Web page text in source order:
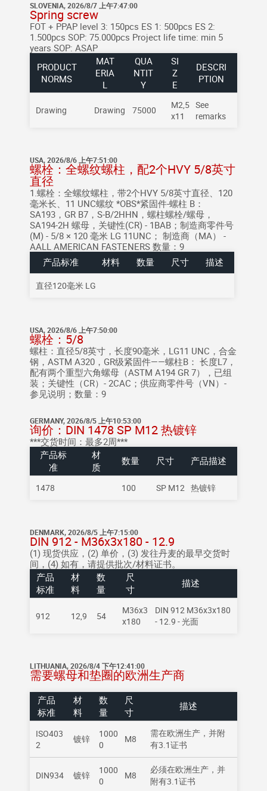
SLOVENIA, 2026/8/7 上午7:47:00
Spring screw
FOT + PPAP level 3: 150pcs ES 1: 500pcs ES 2:
1.500pcs SOP: 75.000pcs Project life time: min 5
years SOP: ASAP
PRODUCT
NORMS
MAT
ERIA
L
QUA
NTIT
Y
SI
Z
E
DESCRI
PTION
Drawing Drawing 75000
M2,5
x11
See
remarks
USA, 2026/8/6 上午7:51:00
螺栓：全螺纹螺柱，配2个HVY 5/8英寸
直径
1.螺栓：全螺纹螺柱，带2个HVY 5/8英寸直径、120
毫米长、11 UNC螺纹 *OBS*紧固件-螺柱 B：
SA193，GR B7，S-B/2HHN，螺柱螺栓/螺母，
SA194-2H 螺母，关键性(CR) - 1BAB；制造商零件号
(M) - 5/8 × 120 毫米 LG 11UNC； 制造商（MA） -
AALL AMERICAN FASTENERS 数量：9
产品标准
材料 数量 尺寸 描述
直径120毫米 LG
USA, 2026/8/6 上午7:50:00
螺栓：5/8
螺柱：直径5/8英寸，长度90毫米，LG11 UNC，合金
钢，ASTM A320，GR级紧固件——螺柱B： 长度L7，
配有两个重型六角螺母（ASTM A194 GR 7），已组
装；关键性（CR）- 2CAC；供应商零件号（VN）-
参见说明；数量：9
GERMANY, 2026/8/5 上午10:53:00
询价：DIN 1478 SP M12 热镀锌
***交货时间：最多2周***
产品标
准
材
质
数量 尺寸 产品描述
1478 100 SP M12 热镀锌
DENMARK, 2026/8/5 上午7:15:00
DIN 912 - M36x3x180 - 12.9
(1) 现货供应，(2) 单价，(3) 发往丹麦的最早交货时
间，(4) 如有，请提供批次/材料证书。
产品
标准
材
料
数
量
尺
寸
描述
912 12,9 54
M36x3
x180
DIN 912 M36x3x180
- 12.9 - 光面
LITHUANIA, 2026/8/4 下午12:41:00
需要螺母和垫圈的欧洲生产商
产品
标准
材
料
数
量
尺
寸
描述
ISO403
2
镀锌
1000
0
M8
需在欧洲生产，并附
有3.1证书
DIN934 镀锌
1000
0
M8
必须在欧洲生产，并
附有3.1证书